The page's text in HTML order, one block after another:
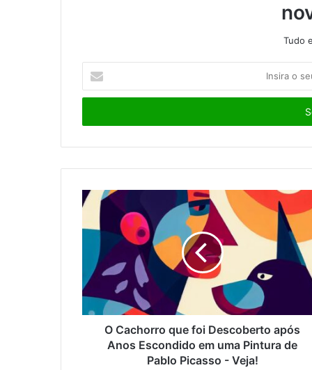
Tudo
s
r
s
u
n
e
o
O Cachorro que foi Descoberto após
Anos Escondido em uma Pintura de
Pablo Picasso - Veja!